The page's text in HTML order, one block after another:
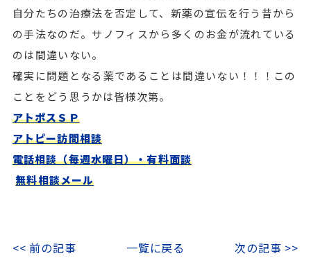
自分たちの治療法を否定して、新薬の宣伝を行う昔から
の手法なのだ。サノフィスから多くのお金が流れている
のは間違いない。
確実に問題となる薬であることは間違いない！！！この
ことをどう思うかは皆様次第。
アトポスＳＰ
アトピー訪問相談
電話相談（毎週水曜日）・有料面談
無料相談メール
<< 前の記事 一覧に戻る 次の記事 >>